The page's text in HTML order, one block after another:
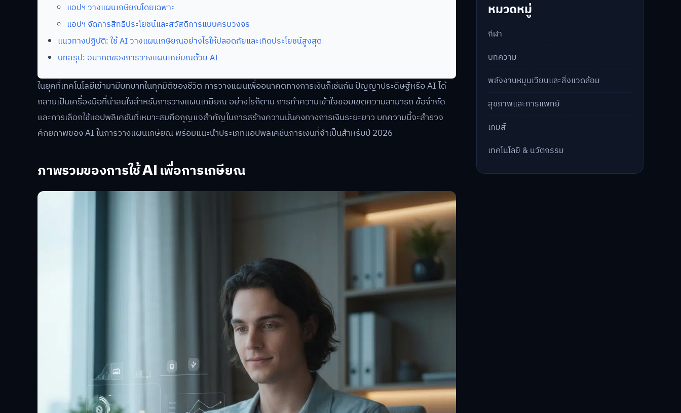
แอปฯ วางแผนเกษียณโดยเฉพาะ
แอปฯ จัดการสิทธิประโยชน์และสวัสดิการแบบครบวงจร
แนวทางปฏิบัติ: ใช้ AI วางแผนเกษียณอย่างไรให้ปลอดภัยและเกิดประโยชน์สูงสุด
บทสรุป: อนาคตของการวางแผนเกษียณด้วย AI
ในยุคที่เทคโนโลยีเข้ามามีบทบาทในทุกมิติของชีวิต การวางแผนเพื่ออนาคตทางการเงินก็เช่นกัน ปัญญาประดิษฐ์หรือ AI ได้
กลายเป็นเครื่องมือที่น่าสนใจสำหรับการวางแผนเกษียณ อย่างไรก็ตาม การทำความเข้าใจขอบเขตความสามารถ ข้อจำกัด
และการเลือกใช้แอปพลิเคชันที่เหมาะสมคือกุญแจสำคัญในการสร้างความมั่นคงทางการเงินระยะยาว บทความนี้จะสำรวจ
ศักยภาพของ AI ในการวางแผนเกษียณ พร้อมแนะนำประเภทแอปพลิเคชันการเงินที่จำเป็นสำหรับปี 2026
ภาพรวมของการใช้ AI เพื่อการเกษียณ
หมวดหมู่
กีฬา
บทความ
พลังงานหมุนเวียนและสิ่งแวดล้อม
สุขภาพและการแพทย์
เกมส์
เทคโนโลยี & นวัตกรรม